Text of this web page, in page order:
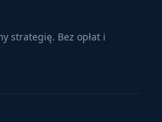
strategię. Bez opłat i